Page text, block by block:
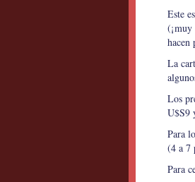
Este
hacen
La
Los
U$S9
Para
(4 a 7
Para